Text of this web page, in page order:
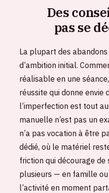
Des
pas se
La plupart des
d’ambition initial.
réalisable en une
réussite qui donne envie
l’imperfection est tout
manuelle n’est pas un
n’a pas vocation à être
dédié, où le matériel
friction qui décourage de
plusieurs — en famille
l’activité en moment